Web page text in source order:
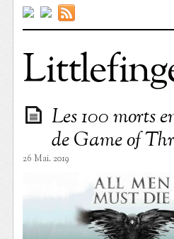
Les 100 morts
de Game of
26 Mai. 2019